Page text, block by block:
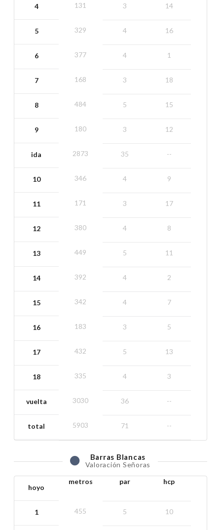
4
5
6
7
8
9
ida
10
11
12
13
14
15
16
17
18
vuelta
total
131
329
377
168
484
180
2873
346
171
380
449
392
342
183
432
335
3030
5903
3
4
4
3
5
3
35
4
3
4
5
4
4
3
5
4
36
71
14
16
1
18
15
12
--
9
17
8
11
2
7
5
13
3
--
--
Barras Blancas
Valoración Señoras
hoyo
1
metros
455
par
5
hcp
10